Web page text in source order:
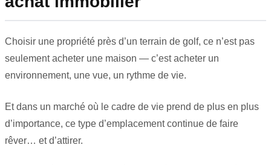
Choisir une propriété près d’un terrain de golf, ce n’est pas
seulement acheter une maison — c’est acheter un
environnement, une vue, un rythme de vie.
Et dans un marché où le cadre de vie prend de plus en plus
d’importance, ce type d’emplacement continue de faire
rêver… et d’attirer.